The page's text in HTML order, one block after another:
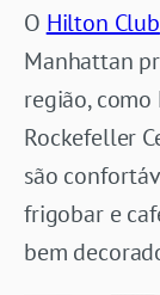
O Hilton Club
Manhattan
região,
Rockefeller
são
frigobar e
bem